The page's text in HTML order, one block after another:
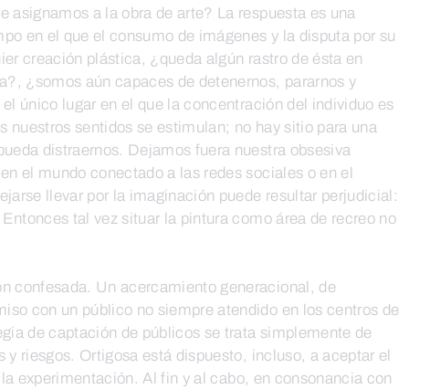
asignamos a la obra de arte? La respuesta es una
en el que el consumo de imágenes y la disputa por su
creación plástica, ¿queda algún rastro de ésta en
¿somos aún capaces de detenernos, pararnos y
único lugar en el que la concentración del individuo es
nuestros sentidos se estimulan; no hay sitio para una
distraernos. Dejamos fuera nuestra obsesiva
el mundo conectado a las redes sociales o en el
llevar por la imaginación puede resultar perjudicial:
tal vez situar la pintura como área de recreo no
confesada. Un acercamiento generacional, de
con un público no siempre atendido en los centros de
de captación de públicos se trata simplemente de
y riesgos. Ortigosa está dispuesto, incluso, a aceptar el
experimentación. Al fin y al cabo, en consonancia con